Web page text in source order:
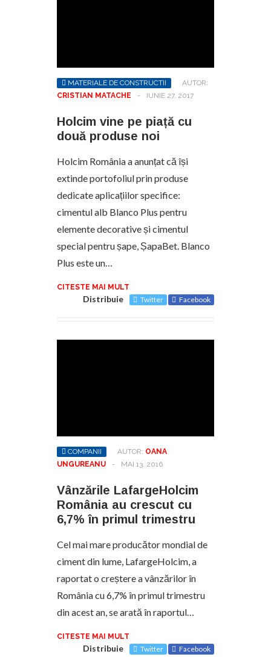
MATERIALE DE CONSTRUCTII
AUTOR:
CRISTIAN MATACHE
- IUNIE 27, 2017
Holcim vine pe piață cu
două produse noi
Holcim România a anunțat că își
extinde portofoliul prin produse
dedicate aplicațiilor specifice:
cimentul alb Blanco Plus pentru
elemente decorative și cimentul
special pentru șape, ȘapaBet. Blanco
Plus este un…
CITESTE MAI MULT
Distribuie Twitter Facebook
COMPANII AUTOR: OANA
UNGUREANU
- MAI 13, 2016
Vânzările LafargeHolcim
România au crescut cu
6,7% în primul trimestru
Cel mai mare producător mondial de
ciment din lume, LafargeHolcim, a
raportat o creștere a vânzărilor în
România cu 6,7% în primul trimestru
din acest an, se arată în raportul…
CITESTE MAI MULT
Distribuie Twitter Facebook